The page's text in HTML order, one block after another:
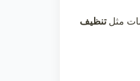
مثلتنظيف